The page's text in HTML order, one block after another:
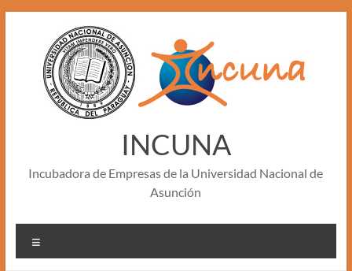
content
INCUNA
Incubadora de Empresas de la Universidad Nacional de
Asunción